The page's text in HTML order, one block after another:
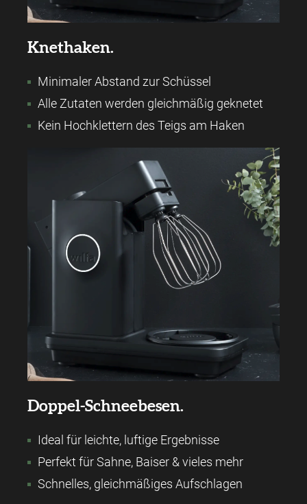
Knethaken.
Minimaler Abstand zur Schüssel
Alle Zutaten werden gleichmäßig geknetet
Kein Hochklettern des Teigs am Haken
Doppel-Schneebesen.
Ideal für leichte, luftige Ergebnisse
Perfekt für Sahne, Baiser & vieles mehr
Schnelles, gleichmäßiges Aufschlagen